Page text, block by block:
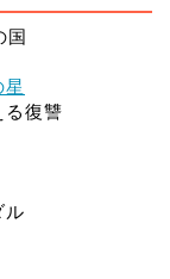
国
る復讐
ル